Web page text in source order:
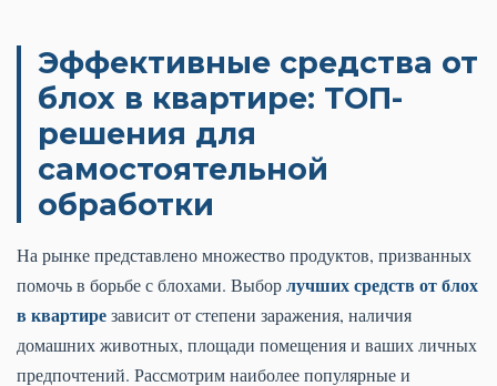
Эффективные средства от
блох в квартире: ТОП-
решения для
самостоятельной
обработки
На рынке представлено множество продуктов, призванных
помочь в борьбе с блохами. Выборлучших средств от блох
в квартирезависит от степени заражения, наличия
домашних животных, площади помещения и ваших личных
предпочтений. Рассмотрим наиболее популярные и